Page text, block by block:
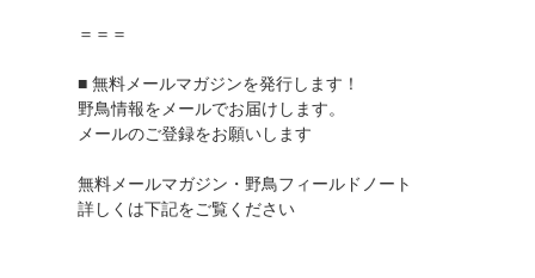
＝＝＝
■ 無料メールマガジンを発行します！
野鳥情報をメールでお届けします。
メールのご登録をお願いします
無料メールマガジン・野鳥フィールドノート
詳しくは下記をご覧ください